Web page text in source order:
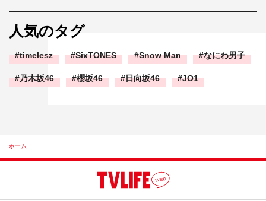
人気のタグ
timelesz SixTONES Snow Man なにわ男子
乃木坂46 櫻坂46 日向坂46 JO1
ホーム